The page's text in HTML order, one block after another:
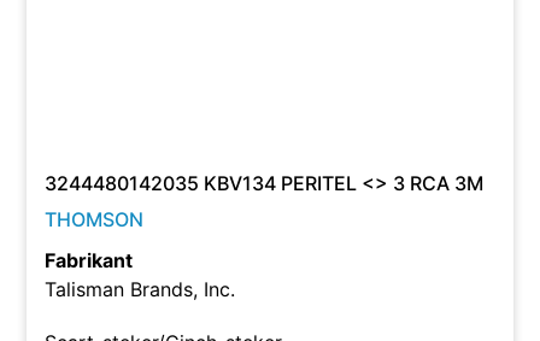
3244480142035 KBV134 PERITEL <> 3 RCA 3M
THOMSON
Fabrikant
Talisman Brands, Inc.